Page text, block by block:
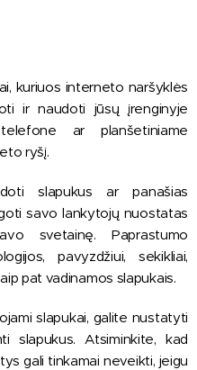
kuriuos interneto naršyklės
ir naudoti jūsų įrenginyje
ar planšetiniame
ryšį.
slapukus ar panašias
savo lankytojų nuostatas
svetainę. Paprastumo
pavyzdžiui, sekikliai,
pat vadinamos slapukais.
slapukai, galite nustatyti
slapukus. Atsiminkite, kad
gali tinkamai neveikti, jeigu